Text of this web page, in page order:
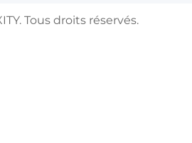
Tous droits réservés.